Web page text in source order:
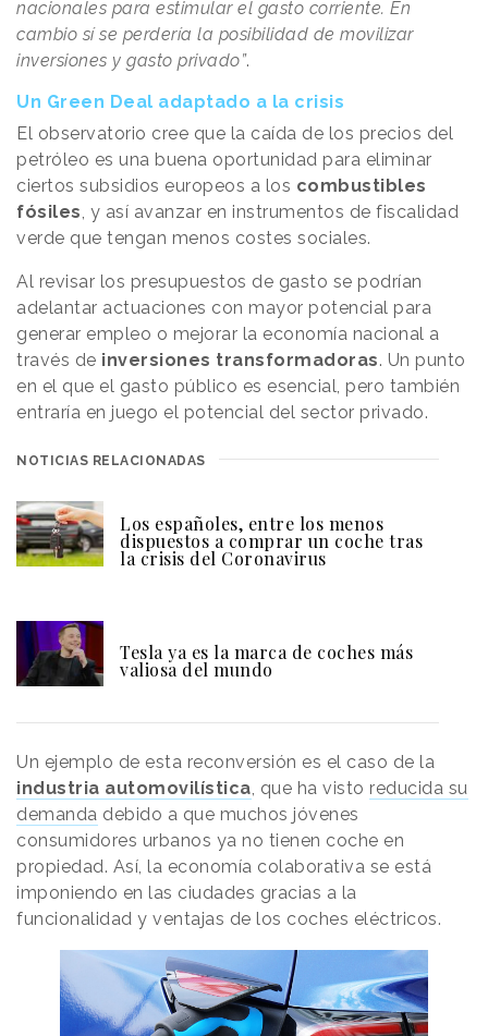
nacionales para estimular el gasto corriente. En
cambio sí se perdería la posibilidad de movilizar
inversiones y gasto privado”.
Un Green Deal adaptado a la crisis
El observatorio cree que la caída de los precios del
petróleo es una buena oportunidad para eliminar
ciertos subsidios europeos a los combustibles
fósiles , y así avanzar en instrumentos de fiscalidad
verde que tengan menos costes sociales.
Al revisar los presupuestos de gasto se podrían
adelantar actuaciones con mayor potencial para
generar empleo o mejorar la economía nacional a
través de inversiones transformadoras. Un punto
en el que el gasto público es esencial, pero también
entraría en juego el potencial del sector privado.
NOTICIAS RELACIONADAS
Los españoles, entre los menos
dispuestos a comprar un coche tras
la crisis del Coronavirus
Tesla ya es la marca de coches más
valiosa del mundo
Un ejemplo de esta reconversión es el caso de la
industria automovilística , que ha visto reducida su
demanda debido a que muchos jóvenes
consumidores urbanos ya no tienen coche en
propiedad. Así, la economía colaborativa se está
imponiendo en las ciudades gracias a la
funcionalidad y ventajas de los coches eléctricos.